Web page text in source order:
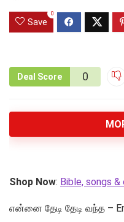
Save
0
Deal Score 0
Shop Now: Bible, songs
என்னை தேடி தேடி வந்த –